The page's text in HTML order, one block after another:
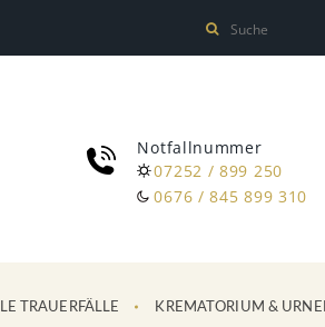
Notfallnummer
07252 / 899 250
0676 / 845 899 310
TRAUERFÄLLE KREMATORIUM &